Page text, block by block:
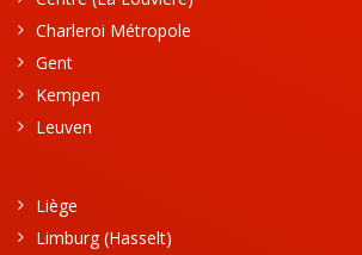
Charleroi Métropole
Gent
Kempen
Leuven
Liège
Limburg (Hasselt)